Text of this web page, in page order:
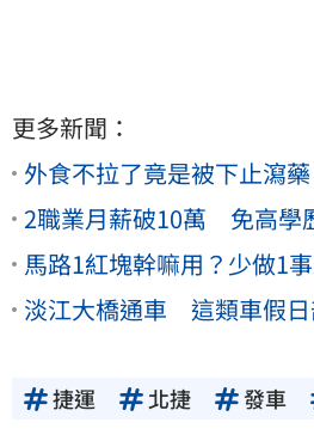
更多新聞：
外食不拉了竟是被下止瀉
2職業月薪破10萬 免高學
馬路1紅塊幹嘛用？少做1
淡江大橋通車 這類車假
捷運 北捷 發車